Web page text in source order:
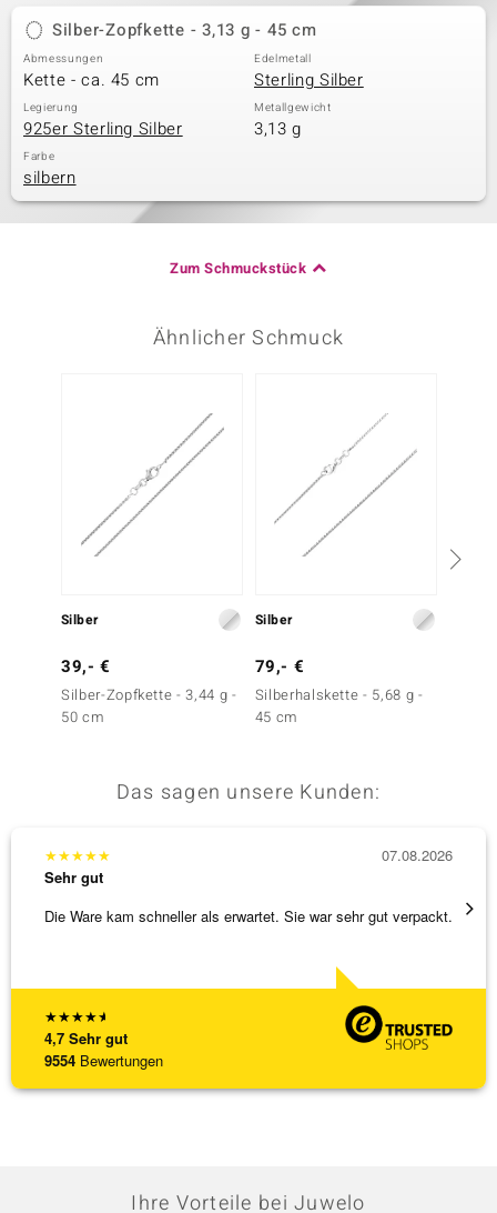
Silber-Zopfkette - 3,13 g - 45 cm
Abmessungen
Kette - ca. 45 cm
Edelmetall
Sterling Silber
Legierung
925er Sterling Silber
Metallgewicht
3,13 g
Farbe
silbern
Zum Schmuckstück
Ähnlicher Schmuck
Silber
39,- €
Silber-Zopfkette - 3,44 g -
50 cm
Silber
79,- €
Silberhalskette - 5,68 g -
45 cm
Das sagen unsere Kunden:
★★★★★
4,7 Sehr gut
9554 Bewertungen
★★★★★
Sehr gut
Die Ware kam schneller als erwartet. Sie war sehr gut verpackt.
07.08.2026
Ihre Vorteile bei Juwelo